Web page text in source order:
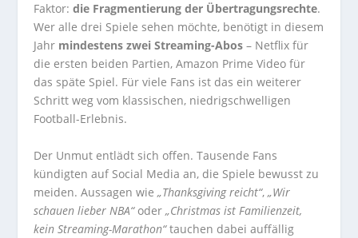
Faktor:die Fragmentierung der Übertragungsrechte.
Wer alle drei Spiele sehen möchte, benötigt in diesem
Jahr mindestens zwei Streaming-Abos – Netflix für
die ersten beiden Partien, Amazon Prime Video für
das späte Spiel. Für viele Fans ist das ein weiterer
Schritt weg vom klassischen, niedrigschwelligen
Football-Erlebnis.
Der Unmut entlädt sich offen. Tausende Fans
kündigten auf Social Media an, die Spiele bewusst zu
meiden. Aussagen wie„Thanksgiving reicht“,„Wir
schauen lieber NBA“oder„Christmas ist Familienzeit,
kein Streaming-Marathon“tauchen dabei auffällig